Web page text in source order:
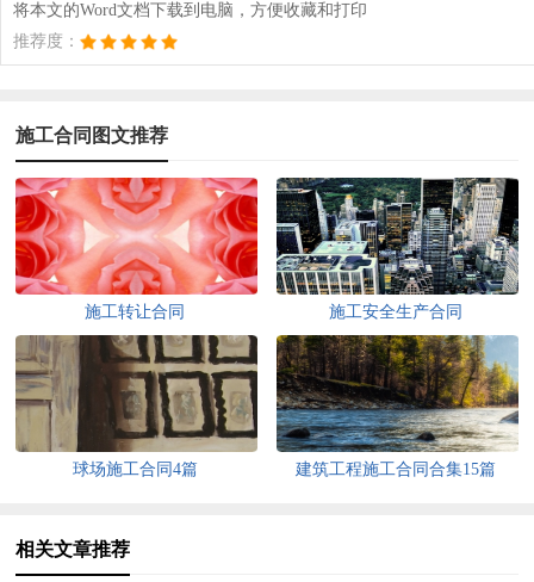
将本文的Word文档下载到电脑，方便收藏和打印
推荐度：
施工合同图文推荐
施工转让合同 施工安全生产合同
球场施工合同4篇 建筑工程施工合同合集15篇
相关文章推荐